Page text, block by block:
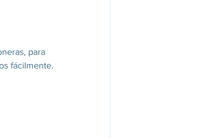
para
fácilmente.